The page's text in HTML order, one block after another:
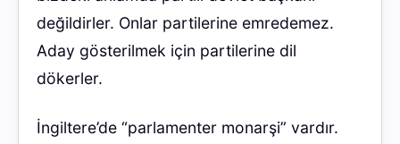
değildirler. Onlar partilerine emredemez.
Aday gösterilmek için partilerine dil
dökerler.
İngiltere’de “parlamenter monarşi” vardır.